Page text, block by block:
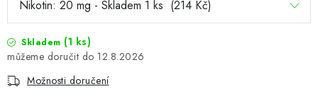
Skladem (1 ks)
12.8.2026
Možnosti doručení